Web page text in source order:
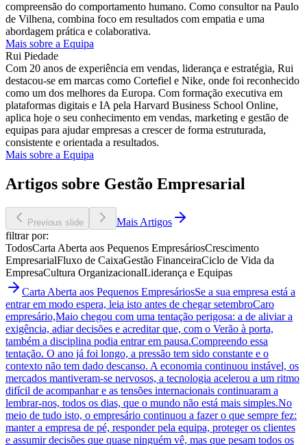
compreensão do comportamento humano. Como consultor na Paulo
de Vilhena, combina foco em resultados com empatia e uma
abordagem prática e colaborativa.
Mais sobre a Equipa
Rui Piedade
Com 20 anos de experiência em vendas, liderança e estratégia, Rui
destacou-se em marcas como Cortefiel e Nike, onde foi reconhecido
como um dos melhores da Europa. Com formação executiva em
plataformas digitais e IA pela Harvard Business School Online,
aplica hoje o seu conhecimento em vendas, marketing e gestão de
equipas para ajudar empresas a crescer de forma estruturada,
consistente e orientada a resultados.
Mais sobre a Equipa
Artigos sobre Gestão Empresarial
Previous slide
Mais Artigos
filtrar por:
TodosCarta Aberta aos Pequenos EmpresáriosCrescimento
EmpresarialFluxo de CaixaGestão FinanceiraCiclo de Vida da
EmpresaCultura OrganizacionalLiderança e Equipas
Carta Aberta aos Pequenos EmpresáriosSe a sua empresa está a
entrar em modo espera, leia isto antes de chegar setembroCaro
empresário,Maio chegou com uma tentação perigosa: a de aliviar a
exigência, adiar decisões e acreditar que, com o Verão à porta,
também a disciplina podia entrar em pausa.Compreendo essa
tentação. O ano já foi longo, a pressão tem sido constante e o
contexto não tem dado descanso. A economia continuou instável, os
mercados mantiveram-se nervosos, a tecnologia acelerou a um ritmo
difícil de acompanhar e as tensões internacionais continuaram a
lembrar-nos, todos os dias, que o mundo não está mais simples.No
meio de tudo isto, o empresário continuou a fazer o que sempre fez:
manter a empresa de pé, responder pela equipa, proteger os clientes
e assumir decisões que quase ninguém vê, mas que pesam todos os